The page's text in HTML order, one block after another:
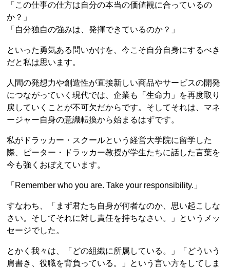
「この仕事の仕方は自分の本当の価値観に合っているの
か？」
「自分独自の強みは、発揮できているのか？」
といった勇気ある問いかけを、今こそ自分自身にするべき
だと私は思います。
人間の発想力や創造性が直接新しい商品やサービスの開発
につながっていく現代では、企業も「生命力」を再度取り
戻していくことが不可欠だからです。そしてそれは、マネ
ージャー自身の意識転換から始まるはずです。
私がドラッカー・スクールという経営大学院に留学した
際、ピーター・ドラッカー教授が学生たちに話した言葉を
今も強くおぼえています。
「Remember who you are. Take your responsibility.」
すなわち、「まず君たち自身が何者なのか、思い起こしな
さい。そしてそれに対し責任を持ちなさい。」というメッ
セージでした。
とかく我々は、「どの組織に所属している。」「どういう
肩書き、役職を背負っている。」という言い方をしてしま